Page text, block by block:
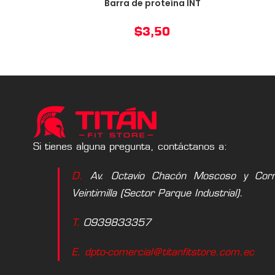
Barra de proteína INT
$3,50
Si tienes alguna pregunta, contáctanos a:
D. Av. Octavio Chacón Moscoso y
Veintimilla (Sector Parque Industrial).
T. 0939833357
E. dpto-comercial@titanfitstore.com.ec